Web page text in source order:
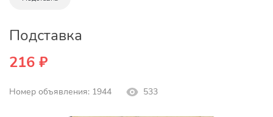
Подставка
216 ₽
Номер объявления: 1944 533